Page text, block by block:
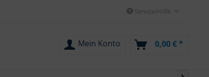
Service/Hilfe
Mein Konto 0,00 € *